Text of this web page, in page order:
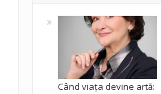
Când viața devine artă: